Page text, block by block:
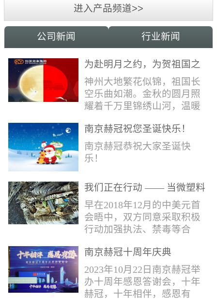
GENESYS™ 30
GENESYS™ 40/50
进入产品频道>>
公司新闻 行业新闻
为赴明月之约，为贺祖国之
诞，科亚祝家国和融事事
圆！
神州大地繁花似锦，祖国长
空乐曲如潮。金秋的圆月照
耀着千万里锦绣山河，温暖
女。在这美好日子里，科亚
献上最真诚的祝福：愿我国
辈，世代自强不息，愿我中
南京赫冠祝您圣诞快乐！
南京赫冠恭祝大家圣诞快
乐！
我们正在行动 —— 当微塑料
污染正在侵蚀我们的地球(1)
早在2018年12月的中美元首
会晤中，双方同意采取积极
行动加强执法、禁毒等合
管控。2019年4月，我国宣布
正式将“芬太尼类物质”按类
纳入毒品管制范畴。日前禁
毒委与公安部再次发声严管
南京赫冠十周年庆典
2023年10月22日南京赫冠举
办十周年感恩答谢会，十年
赫冠，十年相伴，感恩有